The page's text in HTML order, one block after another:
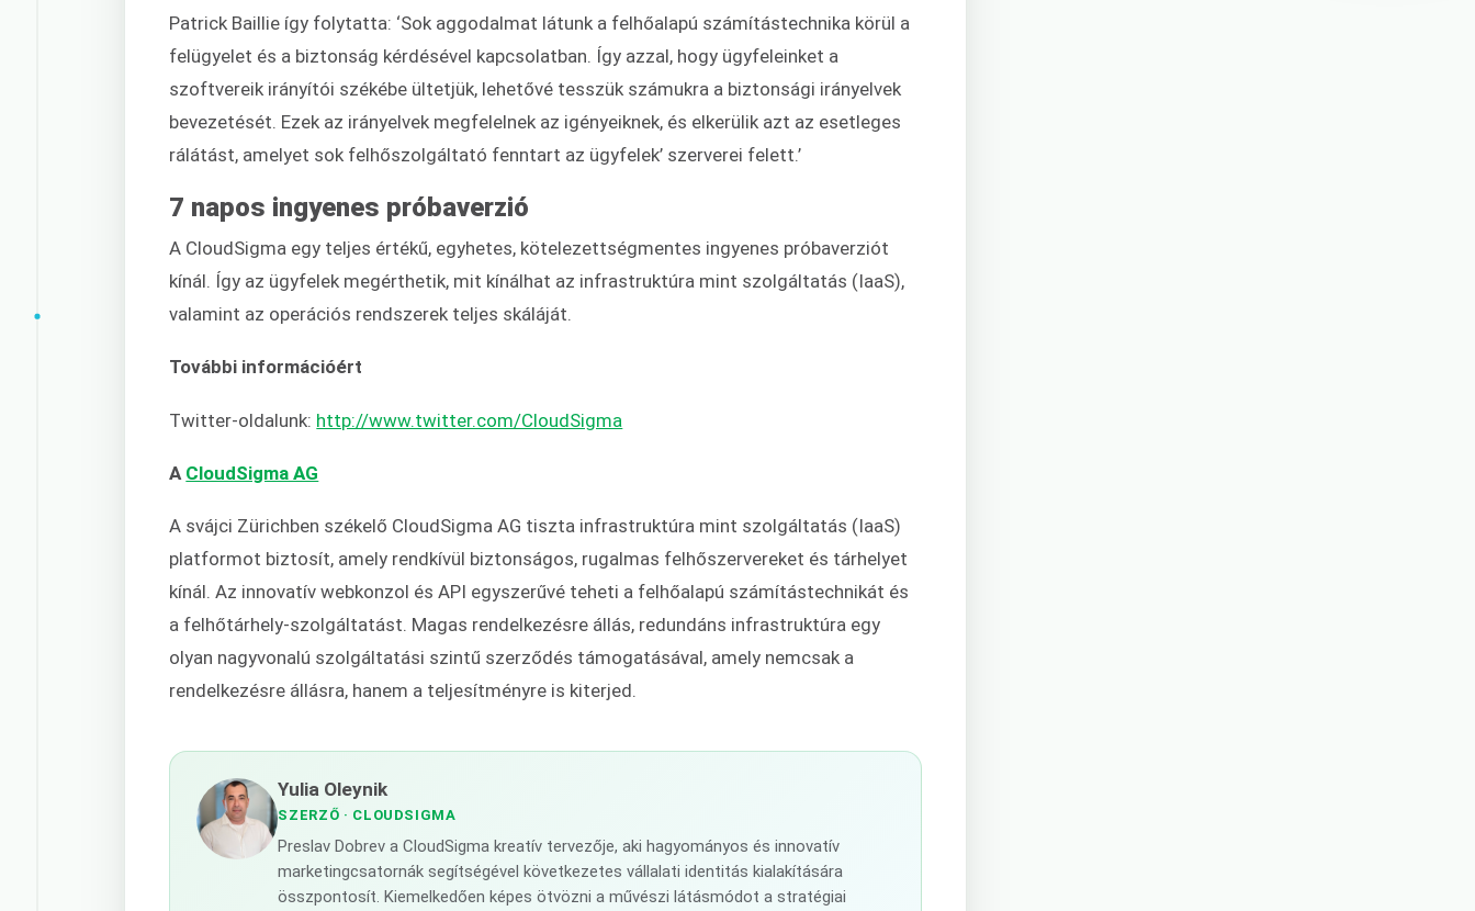
Patrick Baillie így folytatta: ‘Sok aggodalmat látunk a felhőalapú számítástechnika körül a
felügyelet és a biztonság kérdésével kapcsolatban. Így azzal, hogy ügyfeleinket a
szoftvereik irányítói székébe ültetjük, lehetővé tesszük számukra a biztonsági irányelvek
bevezetését. Ezek az irányelvek megfelelnek az igényeiknek, és elkerülik azt az esetleges
rálátást, amelyet sok felhőszolgáltató fenntart az ügyfelek’ szerverei felett.’
7 napos ingyenes próbaverzió
A CloudSigma egy teljes értékű, egyhetes, kötelezettségmentes ingyenes próbaverziót
kínál. Így az ügyfelek megérthetik, mit kínálhat az infrastruktúra mint szolgáltatás (IaaS),
valamint az operációs rendszerek teljes skáláját.
További információért
Twitter-oldalunk: http://www.twitter.com/CloudSigma
A CloudSigma AG
A svájci Zürichben székelő CloudSigma AG tiszta infrastruktúra mint szolgáltatás (IaaS)
platformot biztosít, amely rendkívül biztonságos, rugalmas felhőszervereket és tárhelyet
kínál. Az innovatív webkonzol és API egyszerűvé teheti a felhőalapú számítástechnikát és
a felhőtárhely-szolgáltatást. Magas rendelkezésre állás, redundáns infrastruktúra egy
olyan nagyvonalú szolgáltatási szintű szerződés támogatásával, amely nemcsak a
rendelkezésre állásra, hanem a teljesítményre is kiterjed.
Yulia Oleynik
SZERZŐ · CLOUDSIGMA
Preslav Dobrev a CloudSigma kreatív tervezője, aki hagyományos és innovatív
marketingcsatornák segítségével következetes vállalati identitás kialakítására
összpontosít. Kiemelkedően képes ötvözni a művészi látásmódot a stratégiai